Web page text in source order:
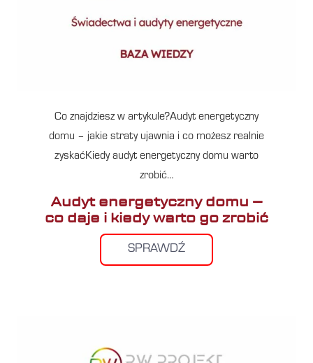
Co znajdziesz w artykule?Audyt energetyczny
domu – jakie straty ujawnia i co możesz realnie
zyskaćKiedy audyt energetyczny domu warto
zrobić…
Audyt energetyczny domu –
co daje i kiedy warto go zrobić
SPRAWDŹ